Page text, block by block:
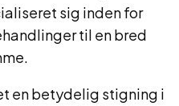
sig inden for
til en bred
en betydelig stigning i